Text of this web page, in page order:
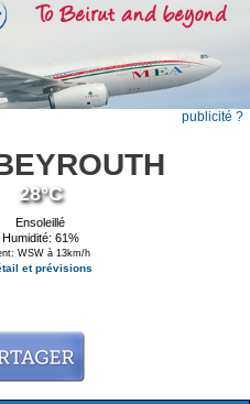
publicité ?
28°C
Ensoleillé
Humidité: 61%
WSW à 13km/h
et prévisions